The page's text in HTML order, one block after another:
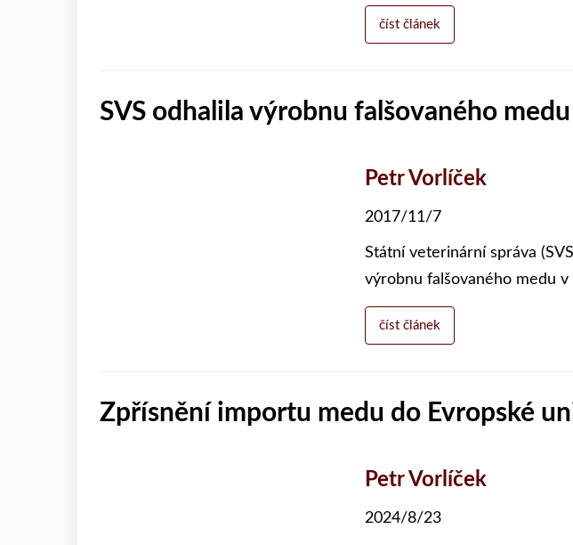
číst článek
SVS odhalila výrobnu falšovaného medu
Petr Vorlíček
2017/11/7
Státní veterinární správa
výrobnu falšovaného medu
číst článek
Zpřísnění importu medu do Evropské
Petr Vorlíček
2024/8/23